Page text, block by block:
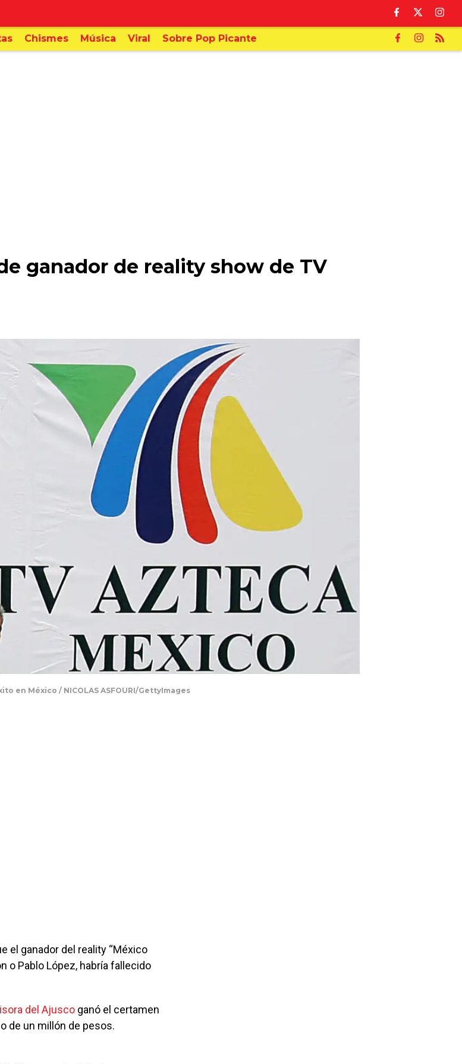
Chismes Música Viral Sobre Pop Picante
ganador de reality show de TV
en México / NICOLAS ASFOURI/GettyImages
el ganador del reality “México
o Pablo López, habría fallecido
del Ajusco ganó el certamen
de un millón de pesos.